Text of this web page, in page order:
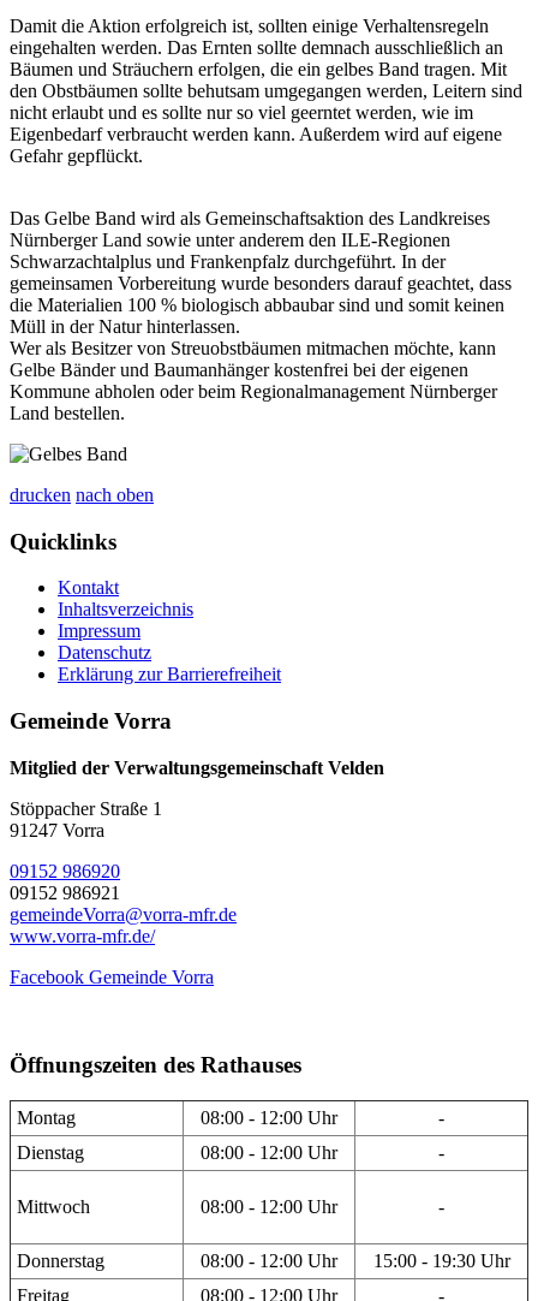
Damit die Aktion erfolgreich ist, sollten einige Verhaltensregeln
eingehalten werden. Das Ernten sollte demnach ausschließlich an
Bäumen und Sträuchern erfolgen, die ein gelbes Band tragen. Mit
den Obstbäumen sollte behutsam umgegangen werden, Leitern sind
nicht erlaubt und es sollte nur so viel geerntet werden, wie im
Eigenbedarf verbraucht werden kann. Außerdem wird auf eigene
Gefahr gepflückt.
Das Gelbe Band wird als Gemeinschaftsaktion des Landkreises
Nürnberger Land sowie unter anderem den ILE-Regionen
Schwarzachtalplus und Frankenpfalz durchgeführt. In der
gemeinsamen Vorbereitung wurde besonders darauf geachtet, dass
die Materialien 100 % biologisch abbaubar sind und somit keinen
Müll in der Natur hinterlassen.
Wer als Besitzer von Streuobstbäumen mitmachen möchte, kann
Gelbe Bänder und Baumanhänger kostenfrei bei der eigenen
Kommune abholen oder beim Regionalmanagement Nürnberger
Land bestellen.
drucken nach oben
Quicklinks
Kontakt
Inhaltsverzeichnis
Impressum
Datenschutz
Erklärung zur Barrierefreiheit
Gemeinde Vorra
Mitglied der Verwaltungsgemeinschaft Velden
Stöppacher Straße 1
91247 Vorra
09152 986920
09152 986921
gemeindeVorra@vorra-mfr.de
www.vorra-mfr.de/
Facebook Gemeinde Vorra
Öffnungszeiten des Rathauses
Montag 08:00 - 12:00 Uhr
-
Dienstag
08:00 - 12:00 Uhr -
Mittwoch 08:00 - 12:00 Uhr -
Donnerstag 08:00 - 12:00 Uhr
15:00 - 19:30 Uhr
Freitag
08:00 - 12:00 Uhr -